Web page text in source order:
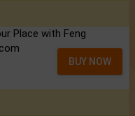
Place with Feng
BUY NOW